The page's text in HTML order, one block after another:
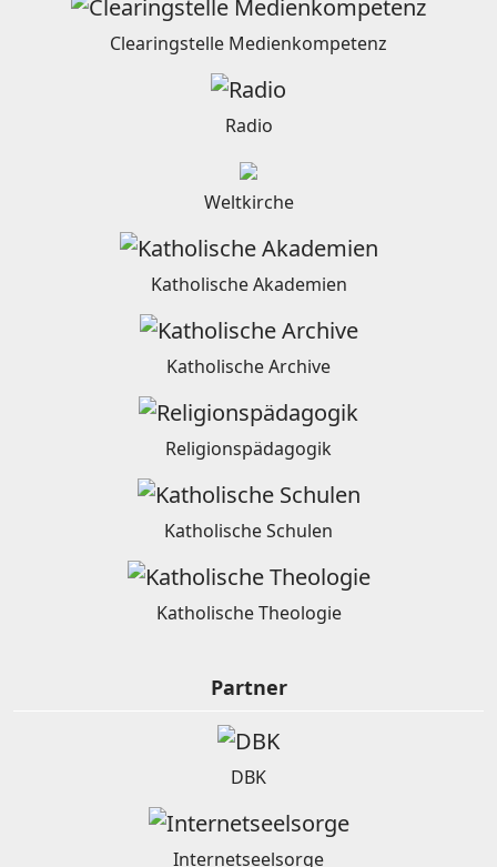
Clearingstelle Medienkompetenz
Radio
Weltkirche
Katholische Akademien
Katholische Archive
Religionspädagogik
Katholische Schulen
Katholische Theologie
Partner
DBK
Internetseelsorge